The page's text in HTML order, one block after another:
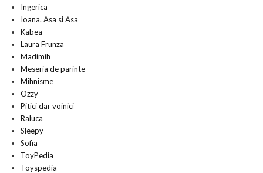
Ingerica
Ioana. Asa si Asa
Kabea
Laura Frunza
Madimih
Meseria de parinte
Mihnisme
Ozzy
Pitici dar voinici
Raluca
Sleepy
Sofia
ToyPedia
Toyspedia